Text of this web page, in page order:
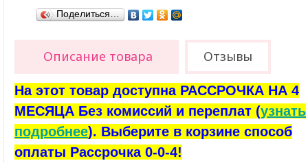
Поделиться…
Описание товара Отзывы
На этот товар доступна РАССРОЧКА НА 4
МЕСЯЦА Без комиссий и переплат (узнать
подробнее). Выберите в корзине способ
оплаты Рассрочка 0-0-4!